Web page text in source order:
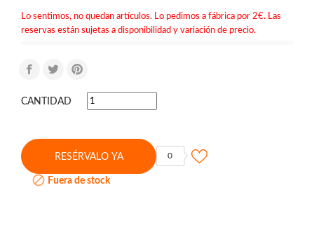
Lo sentimos, no quedan artículos. Lo pedimos a fábrica por 2€. Las
reservas están sujetas a disponibilidad y variación de precio.
CANTIDAD
RESÉRVALO YA 0
 Fuera de stock